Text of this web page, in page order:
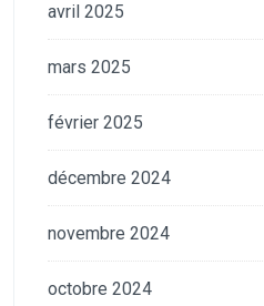
avril 2025
mars 2025
février 2025
décembre 2024
novembre 2024
octobre 2024